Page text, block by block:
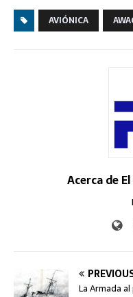
AVIÓNICA
Acerca de
La Armada